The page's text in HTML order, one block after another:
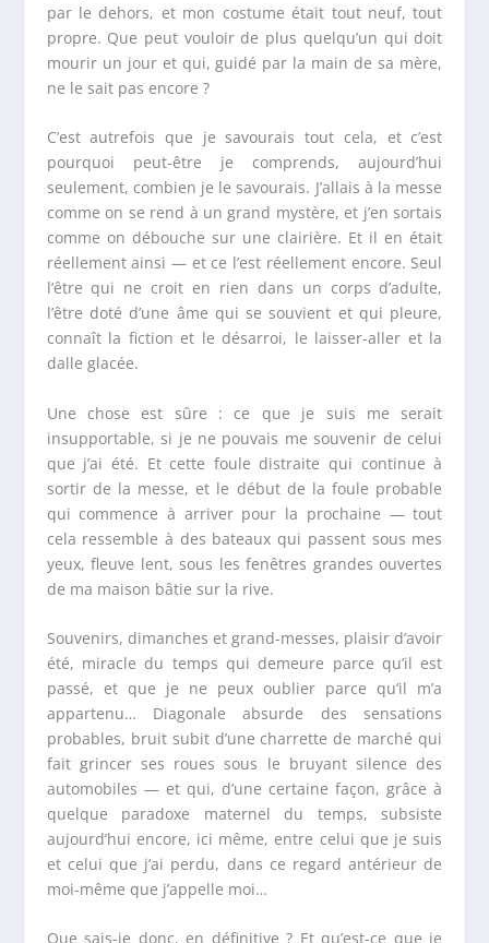
par le dehors, et mon costume était tout neuf, tout
propre. Que peut vouloir de plus quelqu’un qui doit
mourir un jour et qui, guidé par la main de sa mère,
ne le sait pas encore ?
C’est autrefois que je savourais tout cela, et c’est
pourquoi peut-être je comprends, aujourd’hui
seulement, combien je le savourais. J’allais à la messe
comme on se rend à un grand mystère, et j’en sortais
comme on débouche sur une clairière. Et il en était
réellement ainsi — et ce l’est réellement encore. Seul
l’être qui ne croit en rien dans un corps d’adulte,
l’être doté d’une âme qui se souvient et qui pleure,
connaît la fiction et le désarroi, le laisser-aller et la
dalle glacée.
Une chose est sûre : ce que je suis me serait
insupportable, si je ne pouvais me souvenir de celui
que j’ai été. Et cette foule distraite qui continue à
sortir de la messe, et le début de la foule probable
qui commence à arriver pour la prochaine — tout
cela ressemble à des bateaux qui passent sous mes
yeux, fleuve lent, sous les fenêtres grandes ouvertes
de ma maison bâtie sur la rive.
Souvenirs, dimanches et grand-messes, plaisir d’avoir
été, miracle du temps qui demeure parce qu’il est
passé, et que je ne peux oublier parce qu’il m’a
appartenu… Diagonale absurde des sensations
probables, bruit subit d’une charrette de marché qui
fait grincer ses roues sous le bruyant silence des
automobiles — et qui, d’une certaine façon, grâce à
quelque paradoxe maternel du temps, subsiste
aujourd’hui encore, ici même, entre celui que je suis
et celui que j’ai perdu, dans ce regard antérieur de
moi-même que j’appelle moi…
Que sais-je donc, en définitive ? Et qu’est-ce que je